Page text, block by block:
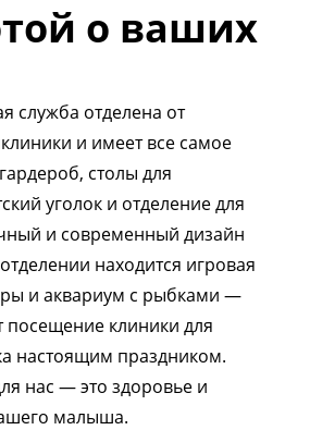
о ваших
служба отделена от
и имеет все самое
столы для
уголок и отделение для
и современный дизайн
находится игровая
и аквариум с рыбками —
посещение клиники для
настоящим праздником.
нас — это здоровье и
малыша.